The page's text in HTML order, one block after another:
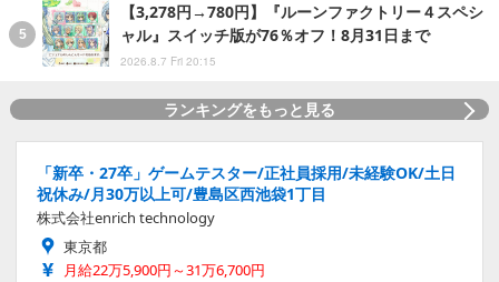
【3,278円→780円】『ルーンファクトリー４スペシ
ャル』スイッチ版が76％オフ！8月31日まで
2026.8.7 Fri 20:15
ランキングをもっと見る
「新卒・27卒」ゲームテスター/正社員採用/未経験OK/土日
祝休み/月30万以上可/豊島区西池袋1丁目
株式会社enrich technology
東京都
月給22万5,900円～31万6,700円